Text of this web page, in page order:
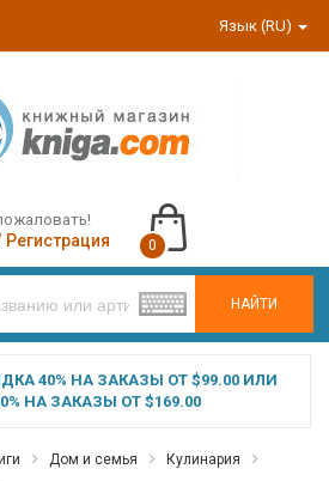
Язык (RU)
НАЙТИ
Регистрация 0
40% НА ЗАКАЗЫ ОТ $99.00 ИЛИ
НА ЗАКАЗЫ ОТ $169.00
Дом и семья
Кулинария